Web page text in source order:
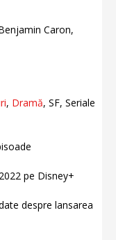
Caron,
, Dramă, SF, Seriale
pe Disney+
despre lansarea